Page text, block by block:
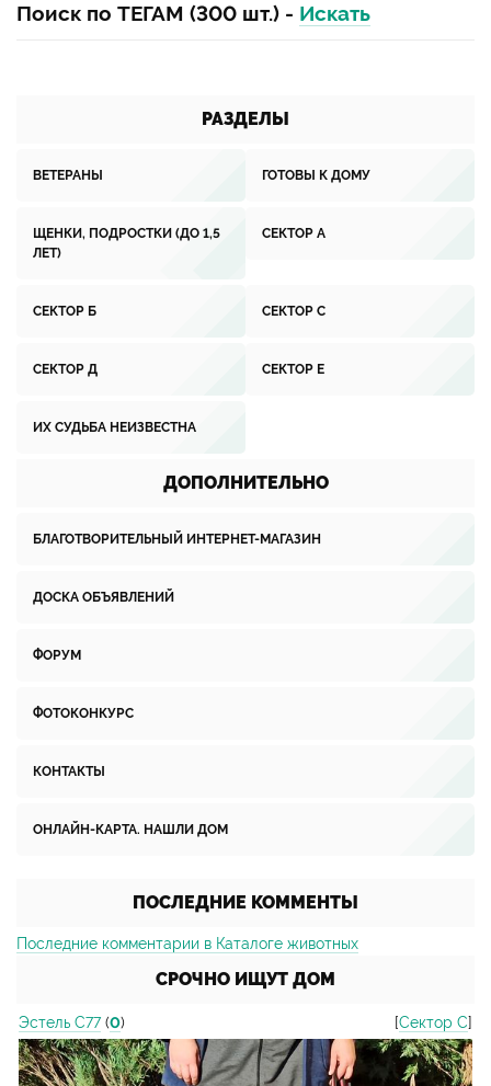
Поиск по ТЕГАМ (300 шт.) - Искать
РАЗДЕЛЫ
ВЕТЕРАНЫ ГОТОВЫ К ДОМУ
ЩЕНКИ, ПОДРОСТКИ (ДО 1,5
ЛЕТ)
СЕКТОР А
СЕКТОР Б СЕКТОР С
СЕКТОР Д СЕКТОР Е
ИХ СУДЬБА НЕИЗВЕСТНА
ДОПОЛНИТЕЛЬНО
БЛАГОТВОРИТЕЛЬНЫЙ ИНТЕРНЕТ-МАГАЗИН
ДОСКА ОБЪЯВЛЕНИЙ
ФОРУМ
ФОТОКОНКУРС
КОНТАКТЫ
ОНЛАЙН-КАРТА. НАШЛИ ДОМ
ПОСЛЕДНИЕ КОММЕНТЫ
Последние комментарии в Каталоге животных
СРОЧНО ИЩУТ ДОМ
Эстель С77 (0) [Сектор С]